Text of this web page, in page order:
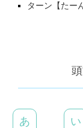
ターン【たー
あ い